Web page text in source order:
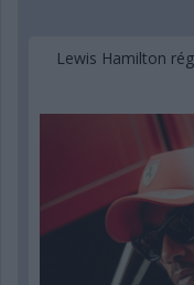
Lewis Hamilton